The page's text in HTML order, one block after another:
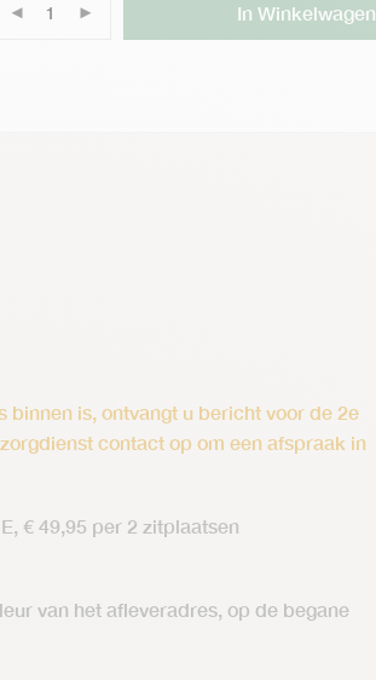
In Winkelwagen
is, ontvangt u bericht voor de 2e
contact op om een afspraak in
€ 49,95 per 2 zitplaatsen
van het afleveradres, op de begane